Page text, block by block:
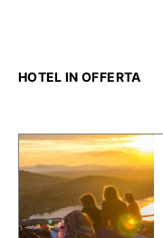
HOTEL IN OFFERTA